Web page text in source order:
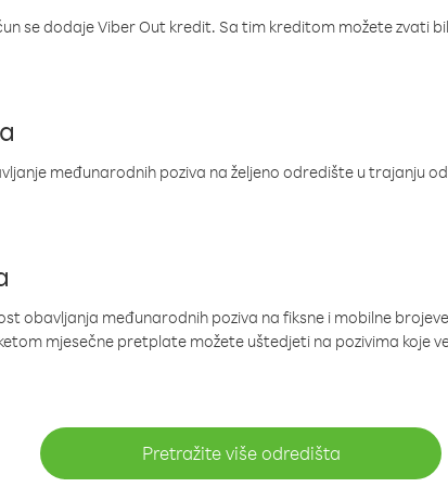
se dodaje Viber Out kredit. Sa tim kreditom možete zvati
međunarodnih poziva na željeno odredište u trajanju
obavljanja međunarodnih poziva na fiksne i mobilne
mjesečne pretplate možete uštedjeti na pozivima koje
Pretražite više odredišta